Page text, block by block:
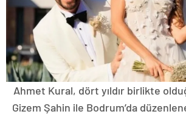
Ahmet Kural, dört yıldır birlikte
Gizem Şahin ile Bodrum’da